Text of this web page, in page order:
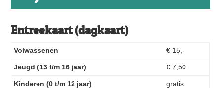
Entreekaart (dagkaart)
Volwassenen € 15,-
Jeugd (13 t/m 16 jaar) € 7,50
Kinderen (0 t/m 12 jaar) gratis